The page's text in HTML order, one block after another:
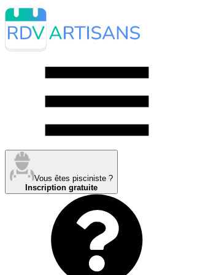
Vous êtes pisciniste ?
Inscription gratuite